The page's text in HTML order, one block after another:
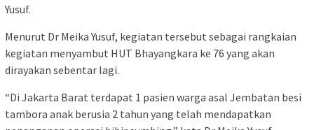
Yusuf.
Menurut Dr Meika Yusuf, kegiatan tersebut sebagai rangkaian
kegiatan menyambut HUT Bhayangkara ke 76 yang akan
dirayakan sebentar lagi.
“Di Jakarta Barat terdapat 1 pasien warga asal Jembatan besi
tambora anak berusia 2 tahun yang telah mendapatkan